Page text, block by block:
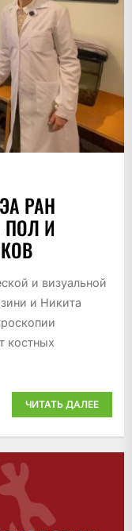
РАН
ПОЛ И
и визуальной
и Никита
костных
ЧИТАТЬ ДАЛЕЕ